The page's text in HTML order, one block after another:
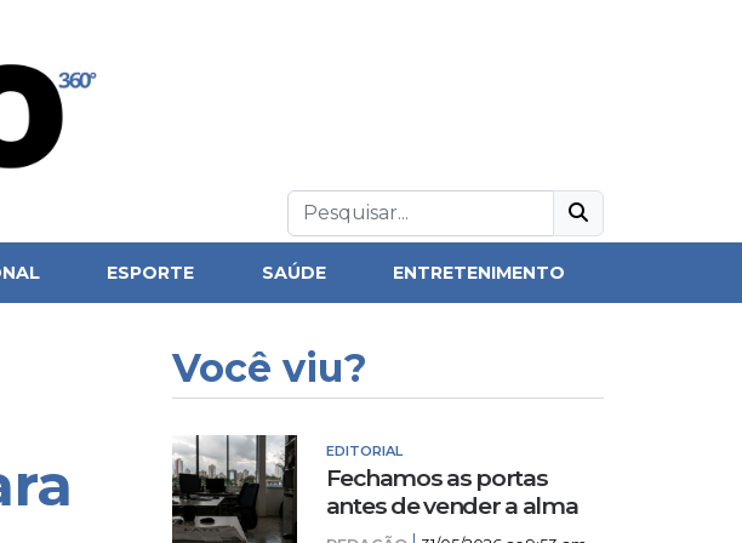
ESPORTE SAÚDE ENTRETENIMENTO
Você viu?
EDITORIAL
Fechamos as portas
antes de vender a alma